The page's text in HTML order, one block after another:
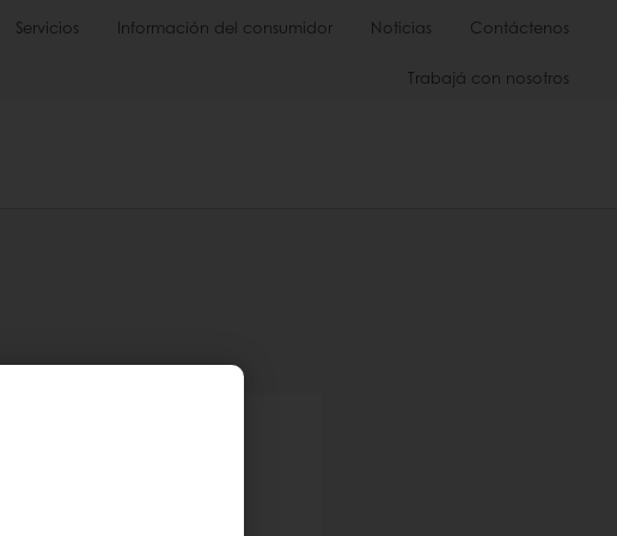
Servicios Información del consumidor Noticias Contáctenos
Trabajá con nosotros